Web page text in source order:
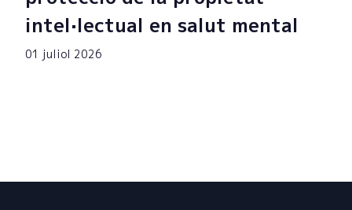
intel·lectual en salut mental
01 juliol 2026